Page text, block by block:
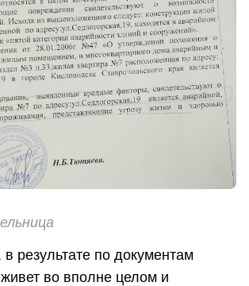
результате по документам
во вполне целом и